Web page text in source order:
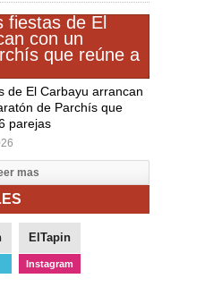
de El Carbayu arrancan
de Parchís que
parejas
mas
ElTapin
Instagram